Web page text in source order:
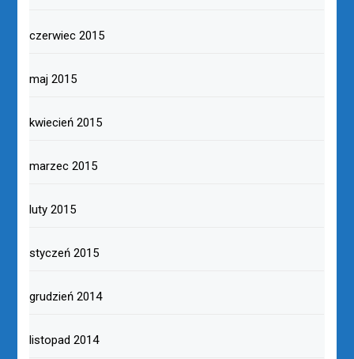
czerwiec 2015
maj 2015
kwiecień 2015
marzec 2015
luty 2015
styczeń 2015
grudzień 2014
listopad 2014